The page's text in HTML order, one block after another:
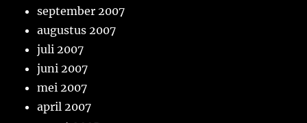
september 2007
augustus 2007
juli 2007
juni 2007
mei 2007
april 2007